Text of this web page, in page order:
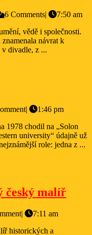
divadel
6 Comments|
7:50 am
návrat k
divadle, z ...
|
1:46 pm
university“ údajně už
role: jedna z ...
český malíř
|
7:11 am